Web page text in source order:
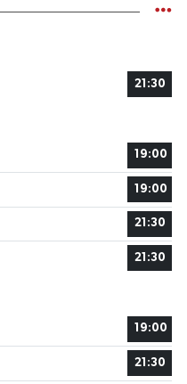
21:30
19:00
19:00
21:30
21:30
19:00
21:30